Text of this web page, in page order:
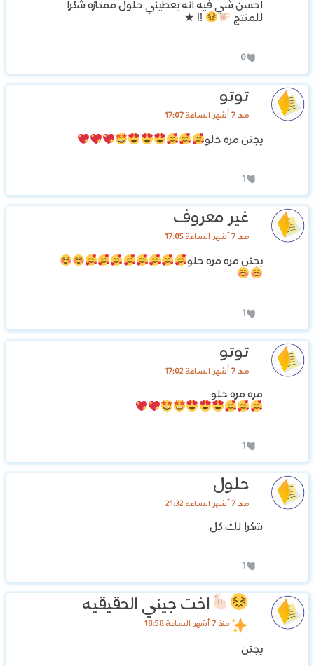
احسن شي فيه انه يعطيني حلول ممتازه شكرا
للمنتج
!! ★
0
توتو
منذ 7 أشهر الساعة 17:07
يجنن مره حلو
1
غير معروف
منذ 7 أشهر الساعة 17:05
يجنن مره مره حلو
1
توتو
منذ 7 أشهر الساعة 17:02
مره مره حلو
1
حلول
منذ 7 أشهر الساعة 21:32
شكرا لك كل
1
اخت جيني الحقيقيه
منذ 7 أشهر الساعة 18:58
يجنن